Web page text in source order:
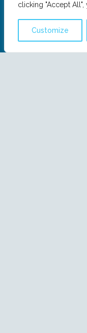
clicking "Accept
Customize